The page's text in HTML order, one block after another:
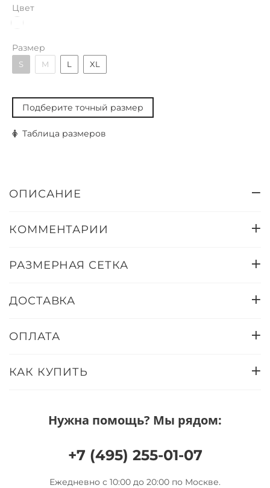
Цвет
Размер
S M L XL
Подберите точный размер
Таблица размеров
ОПИСАНИЕ
КОММЕНТАРИИ
РАЗМЕРНАЯ СЕТКА
ДОСТАВКА
ОПЛАТА
КАК КУПИТЬ
Нужна помощь? Мы рядом:
+7 (495) 255-01-07
Ежедневно с 10:00 до 20:00 по Москве.